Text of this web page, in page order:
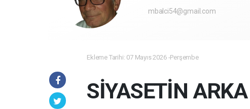
mbalci54@gmail.com
Ekleme Tarihi: 07 Mayıs 2026 -Perşembe
SİYASETİN